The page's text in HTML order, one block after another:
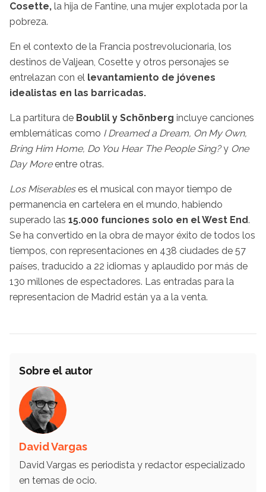
Cosette, la hija de Fantine, una mujer explotada por la
pobreza.
En el contexto de la Francia postrevolucionaria, los
destinos de Valjean, Cosette y otros personajes se
entrelazan con el levantamiento de jóvenes
idealistas en las barricadas.
La partitura de Boublil y Schönberg incluye canciones
emblemáticas como I Dreamed a Dream, On My Own,
Bring Him Home, Do You Hear The People Sing?y One
Day More entre otras.
Los Miserables es el musical con mayor tiempo de
permanencia en cartelera en el mundo, habiendo
superado las 15.000 funciones solo en el West End.
Se ha convertido en la obra de mayor éxito de todos los
tiempos, con representaciones en 438 ciudades de 57
países, traducido a 22 idiomas y aplaudido por más de
130 millones de espectadores. Las entradas para la
representacion de Madrid están ya a la venta.
Sobre el autor
David Vargas
David Vargas es periodista y redactor especializado
en temas de ocio.